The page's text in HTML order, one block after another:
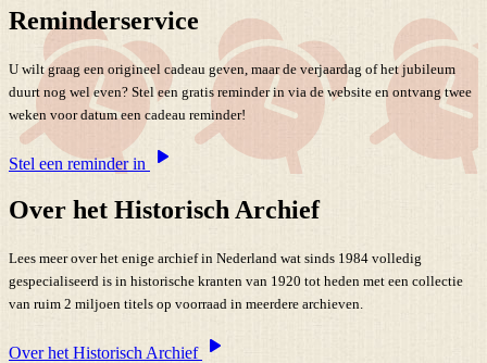
Reminderservice
U wilt graag een origineel cadeau geven, maar de verjaardag of het jubileum
duurt nog wel even? Stel een gratis reminder in via de website en ontvang twee
weken voor datum een cadeau reminder!
Stel een reminder in
Over het Historisch Archief
Lees meer over het enige archief in Nederland wat sinds 1984 volledig
gespecialiseerd is in historische kranten van 1920 tot heden met een collectie
van ruim 2 miljoen titels op voorraad in meerdere archieven.
Over het Historisch Archief